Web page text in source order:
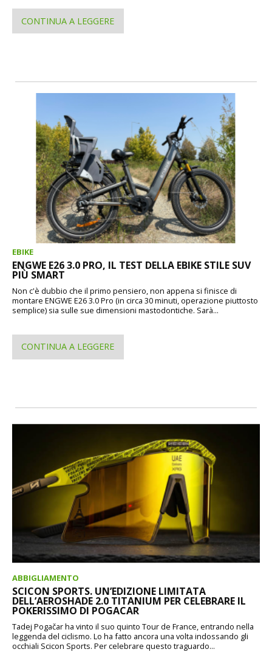
CONTINUA A LEGGERE
EBIKE
ENGWE E26 3.0 PRO, IL TEST DELLA EBIKE STILE SUV
PIÙ SMART
Non c'è dubbio che il primo pensiero, non appena si finisce di
montare ENGWE E26 3.0 Pro (in circa 30 minuti, operazione piuttosto
semplice) sia sulle sue dimensioni mastodontiche. Sarà...
CONTINUA A LEGGERE
ABBIGLIAMENTO
SCICON SPORTS. UN’EDIZIONE LIMITATA
DELL’AEROSHADE 2.0 TITANIUM PER CELEBRARE IL
POKERISSIMO DI POGACAR
Tadej Pogačar ha vinto il suo quinto Tour de France, entrando nella
leggenda del ciclismo. Lo ha fatto ancora una volta indossando gli
occhiali Scicon Sports. Per celebrare questo traguardo...